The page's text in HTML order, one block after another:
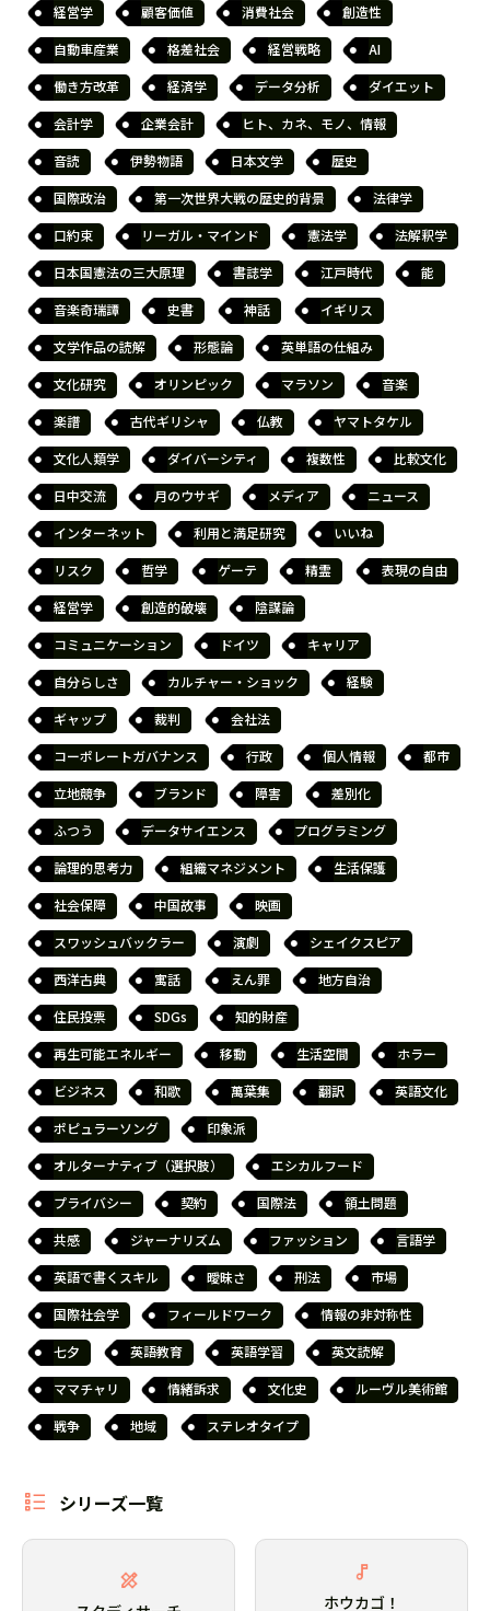
経営学
顧客価値 消費社会
創造性
自動車産業
格差社会 経営戦略
AI
働き方改革
経済学 データ分析
ダイエット
会計学
企業会計
ヒト、カネ、モノ、情報
音読
伊勢物語 日本文学
歴史
国際政治
第一次世界大戦の歴史的背景
法律学
口約束
リーガル・マインド 憲法学
法解釈学
日本国憲法の三大原理
書誌学 江戸時代
能
音楽奇瑞譚
史書 神話
イギリス
文学作品の読解
形態論
英単語の仕組み
文化研究
オリンピック マラソン
音楽
楽譜
古代ギリシャ 仏教
ヤマトタケル
文化人類学
ダイバーシティ 複数性
比較文化
日中交流
月のウサギ メディア
ニュース
インターネット
利用と満足研究
いいね
リスク
哲学 ゲーテ 精霊
表現の自由
経営学
創造的破壊
陰謀論
コミュニケーション
ドイツ
キャリア
自分らしさ
カルチャー・ショック
経験
ギャップ
裁判
会社法
コーポレートガバナンス
行政 個人情報
都市
立地競争
ブランド 障害
差別化
ふつう
データサイエンス
プログラミング
論理的思考力
組織マネジメント
生活保護
社会保障
中国故事
映画
スワッシュバックラー
演劇
シェイクスピア
西洋古典
寓話 えん罪
地方自治
住民投票
SDGs
知的財産
再生可能エネルギー
移動 生活空間
ホラー
ビジネス
和歌 萬葉集 翻訳
英語文化
ポピュラーソング
印象派
オルターナティブ（選択肢）
エシカルフード
プライバシー
契約 国際法
領土問題
共感
ジャーナリズム ファッション
言語学
英語で書くスキル
曖昧さ 刑法
市場
国際社会学
フィールドワーク
情報の非対称性
七夕
英語教育 英語学習
英文読解
ママチャリ
情緒訴求 文化史
ルーヴル美術館
戦争
地域 ステレオタイプ
シリーズ一覧
ホウカゴ！